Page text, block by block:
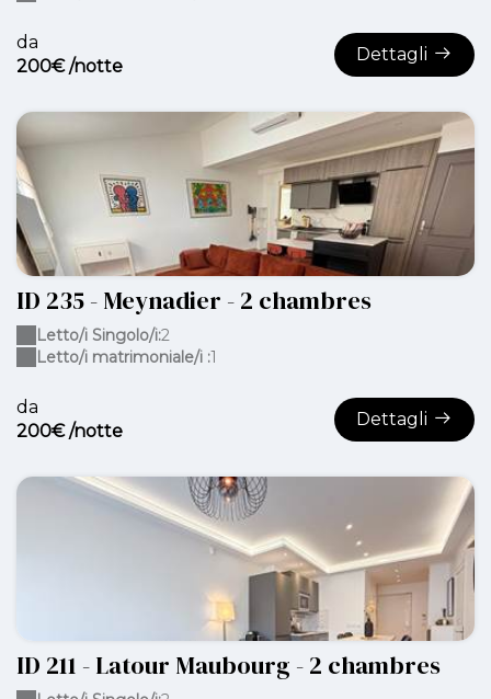
da
200€ /notte
Dettagli
ID 235 - Meynadier - 2 chambres
da
200€ /notte
Dettagli
Letto/i Singolo/i:2
Letto/i matrimoniale/i :1
ID 211 - Latour Maubourg - 2 chambres